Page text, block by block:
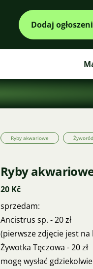
Dodaj
Ryby akwariowe
Ryby
20 Kč
sprzedam:
Ancistrus sp. - 20 zł
(pierwsze zdjęcie jest
Żywotka Tęczowa - 20 zł
mogę wysłać